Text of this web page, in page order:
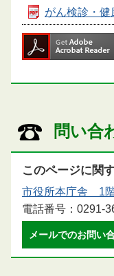
がん検診・健
問い合
このページに関
市役所本庁舎 1
電話番号：0291-
メールでのお問い